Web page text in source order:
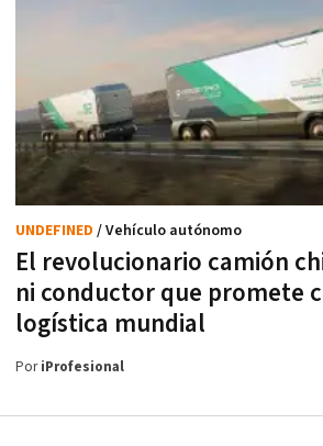
El revolucionario camión
ni conductor que promete
logística mundial
UNDEFINED / Vehículo autónomo
PoriProfesional